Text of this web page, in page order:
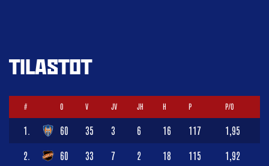
TILASTOT
# O V JV JH H P P/O
1. 60 35 3 6 16 117 1,95
2. 60 33 7 2 18 115 1,92